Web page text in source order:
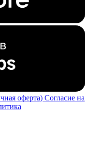
оферта) Согласие на